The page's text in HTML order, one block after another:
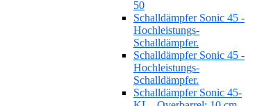
50
Schalldämpfer Sonic 45 -
Hochleistungs-
Schalldämpfer.
Schalldämpfer Sonic 45 -
Hochleistungs-
Schalldämpfer.
Schalldämpfer Sonic 45-